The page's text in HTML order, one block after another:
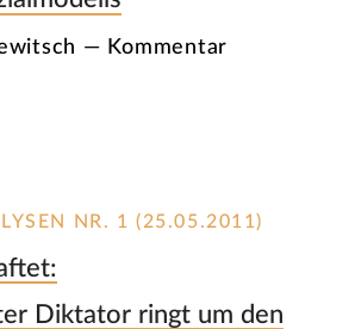
— Kommentar
NR. 1 (25.05.2011)
Diktator ringt um den